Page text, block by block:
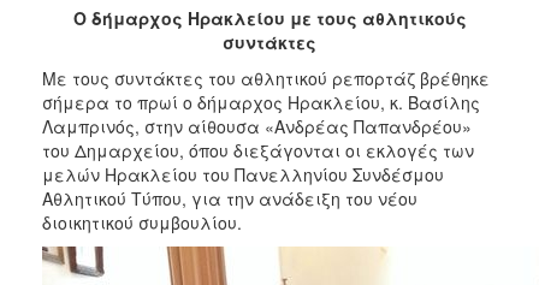
2019
2017
2016
2015
2013
2012
2011
Ο δήμαρχος Ηρακλείου με τους αθλητικούς
συντάκτες
Με τους συντάκτες του αθλητικού ρεπορτάζ βρέθηκε
σήμερα το πρωί ο δήμαρχος Ηρακλείου, κ. Βασίλης
Λαμπρινός, στην αίθουσα «Ανδρέας Παπανδρέου»
του Δημαρχείου, όπου διεξάγονται οι εκλογές των
μελών Ηρακλείου του Πανελληνίου Συνδέσμου
Αθλητικού Τύπου, για την ανάδειξη του νέου
διοικητικού συμβουλίου.